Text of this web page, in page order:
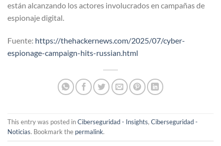
están alcanzando los actores involucrados en campañas de
espionaje digital.
Fuente: https://thehackernews.com/2025/07/cyber-
espionage-campaign-hits-russian.html
This entry was posted inCiberseguridad - Insights, Ciberseguridad -
Noticias. Bookmark the permalink.